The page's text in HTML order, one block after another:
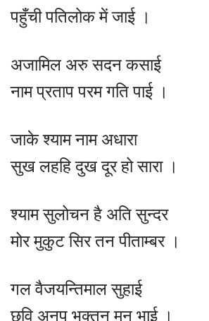
पहुँची पतिलोक में जाई ।
अजामिल अरु सदन कसाई
नाम प्रताप परम गति पाई ।
जाके श्याम नाम अधारा
सुख लहहि दुख दूर हो सारा ।
श्याम सुलोचन है अति सुन्दर
मोर मुकुट सिर तन पीताम्बर ।
गल वैजयन्तिमाल सुहाई
छवि अनूप भक्तन मन भाई ।